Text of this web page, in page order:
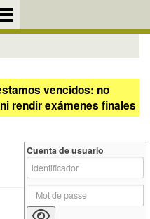
vencidos: no
rendir exámenes finales
Cuenta de usuario